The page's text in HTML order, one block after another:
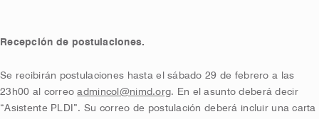
Recepción de postulaciones.
Se recibirán postulaciones hasta el sábado 29 de febrero a las
23h00 al correoadmincol@nimd.org. En el asunto deberá decir
“Asistente PLDI”. Su correo de postulación deberá incluir una carta